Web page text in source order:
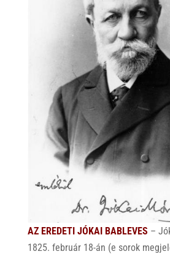
AZ EREDETI JÓKAI BABLEVES –
1825. február 18-án (e sorok